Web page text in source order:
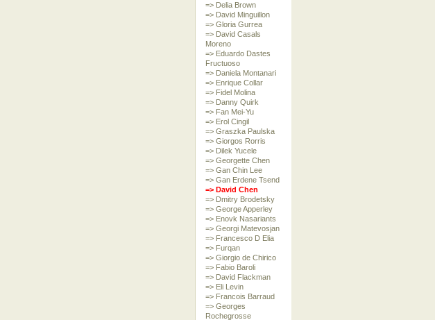
=> Delia Brown
=> David Minguillon
=> Gloria Gurrea
=> David Casals
Moreno
=> Eduardo Dastes
Fructuoso
=> Daniela Montanari
=> Enrique Collar
=> Fidel Molina
=> Danny Quirk
=> Fan Mei-Yu
=> Erol Cingil
=> Graszka Paulska
=> Giorgos Rorris
=> Dilek Yucele
=> Georgette Chen
=> Gan Chin Lee
=> Gan Erdene Tsend
=> David Chen
=> Dmitry Brodetsky
=> George Apperley
=> Enovk Nasariants
=> Georgi Matevosjan
=> Francesco D Elia
=> Furqan
=> Giorgio de Chirico
=> Fabio Baroli
=> David Flackman
=> Eli Levin
=> Francois Barraud
=> Georges
Rochegrosse